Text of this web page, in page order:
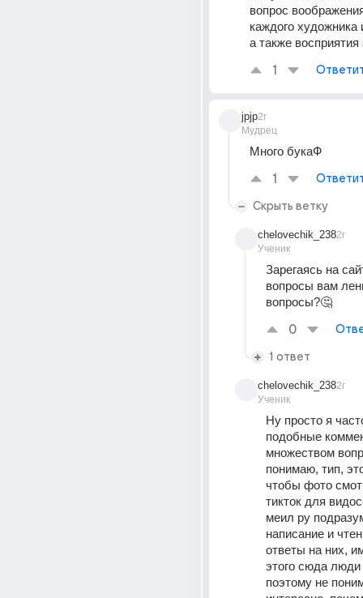
вопрос
каждого художника
а также восприятия
1
jpjp
Мудрец
2г
Много букаФ
1
Скрыть ветку
chelovechik_238
Ученик
2г
Зарегаясь на
вопросы вам
вопросы?🤔
0
1 ответ
chelovechik_238
Ученик
2г
Ну просто я
подобные
множеством
понимаю, тип,
чтобы фото
тикток для
меил ру
написание и
ответы на них,
этого сюда люди
поэтому не